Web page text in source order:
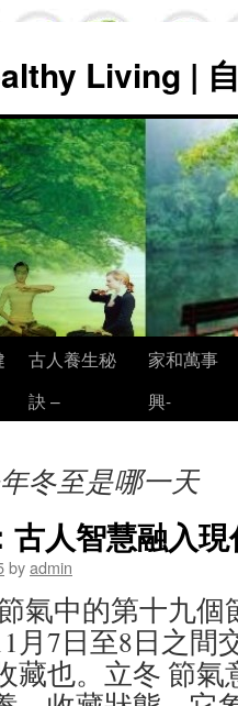
Living |
古人養生秘
訣 –
家和萬事
興-
冬至是哪一天
古人智慧融入
byadmin
氣中的第十九
月7日至8日之間
藏也。立冬 節氣